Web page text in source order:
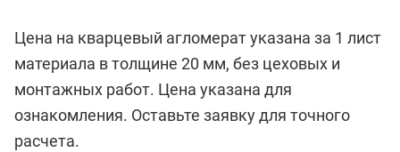
Цена на кварцевый агломерат указана за 1 лист
материала в толщине 20 мм, без цеховых и
монтажных работ. Цена указана для
ознакомления. Оставьте заявку для точного
расчета.